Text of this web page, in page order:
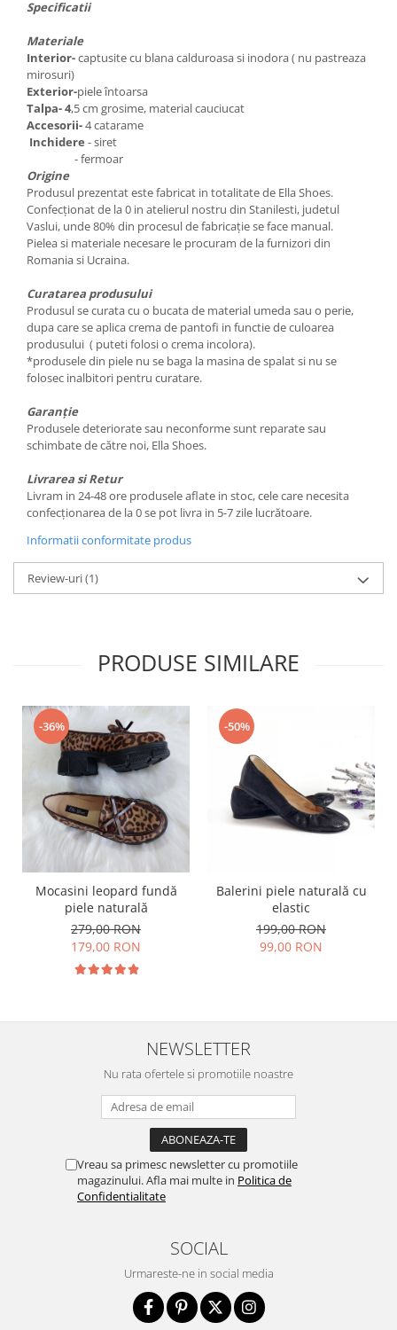
Specificatii
Materiale
Interior-captusite cu blana calduroasa si inodora ( nu pastreaza
mirosuri)
Exterior-piele întoarsa
Talpa- 4,5 cm grosime, material cauciucat
Accesorii-4 catarame
Inchidere - siret
- fermoar
Origine
Produsul prezentat este fabricat in totalitate de Ella Shoes.
Confecționat de la 0 in atelierul nostru din Stanilesti, judetul
Vaslui, unde 80% din procesul de fabricație se face manual.
Pielea si materiale necesare le procuram de la furnizori din
Romania si Ucraina.
Curatarea produsului
Produsul se curata cu o bucata de material umeda sau o perie,
dupa care se aplica crema de pantofi in functie de culoarea
produsului ( puteti folosi o crema incolora).
*produsele din piele nu se baga la masina de spalat si nu se
folosec inalbitori pentru curatare.
Garanție
Produsele deteriorate sau neconforme sunt reparate sau
schimbate de către noi, Ella Shoes.
Livrarea si Retur
Livram in 24-48 ore produsele aflate in stoc, cele care necesita
confecționarea de la 0 se pot livra in 5-7 zile lucrătoare.
Informatii conformitate produs
Review-uri(1)
PRODUSE SIMILARE
-36%
Mocasini leopard fundă
piele naturală
279,00 RON
179,00 RON
-50%
Balerini piele naturală cu
elastic
199,00 RON
99,00 RON
NEWSLETTER
Nu rata ofertele si promotiile noastre
Vreau sa primesc newsletter cu promotiile
magazinului. Afla mai multe in Politica de
Confidentialitate
SOCIAL
Urmareste-ne in social media